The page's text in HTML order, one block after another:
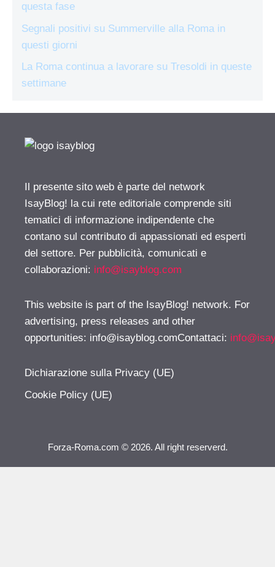
questa fase
Segnali positivi su Summerville alla Roma in
questi giorni
La Roma continua a lavorare su Tresoldi in queste
settimane
Il presente sito web è parte del network
IsayBlog! la cui rete editoriale comprende siti
tematici di informazione indipendente che
contano sul contributo di appassionati ed esperti
del settore. Per pubblicità, comunicati e
collaborazioni: info@isayblog.com
This website is part of the IsayBlog! network. For
advertising, press releases and other
opportunities: info@isayblog.comContattaci:
Dichiarazione sulla Privacy (UE)
Cookie Policy (UE)
Forza-Roma.com © 2026. All right reserverd.